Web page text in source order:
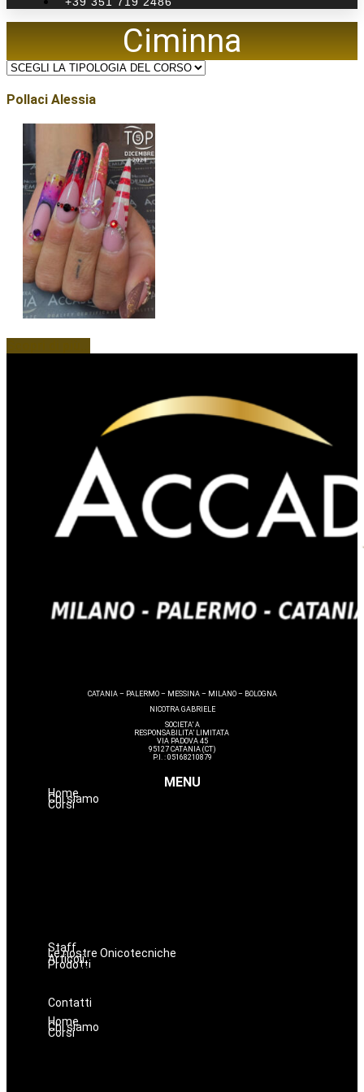
Ciminna
Pollaci Alessia
CATANIA – PALERMO – MESSINA – MILANO – BOLOGNA
NICOTRA GABRIELE
SOCIETA’ A
RESPONSABILITA’ LIMITATA
VIA PADOVA 45
95127 CATANIA (CT)
P.I. : 05168210879
MENU
Home
Chi siamo
Corsi
Staff
Le nostre Onicotecniche
Articoli
ProdottiOniconails
Prodotti per ricostruzione unghie
Contatti
Home
Chi siamo
Corsi